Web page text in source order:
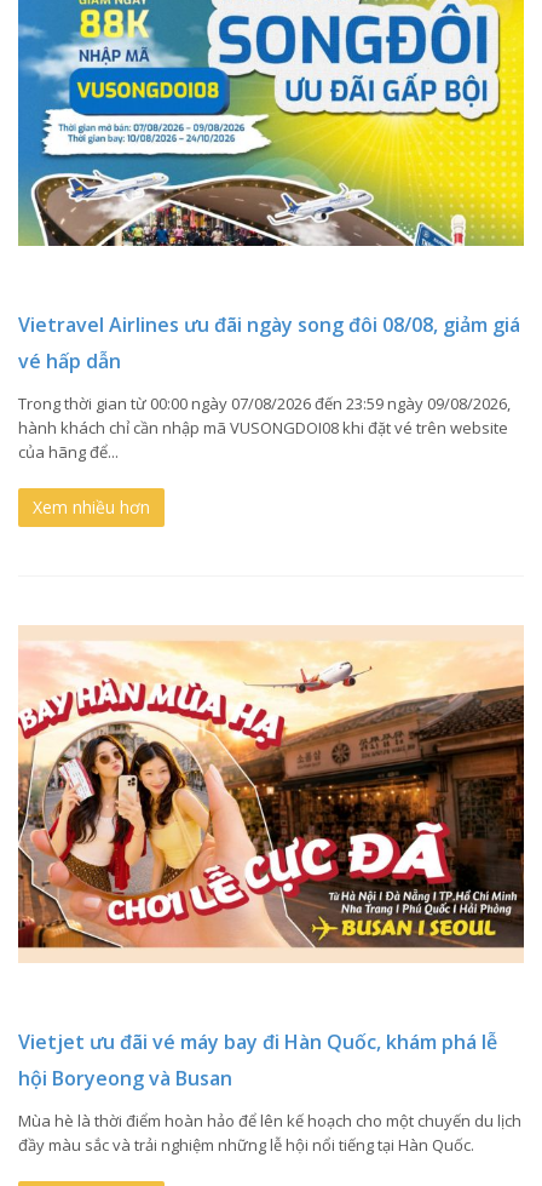
Vietravel Airlines ưu đãi ngày song đôi 08/08, giảm giá
vé hấp dẫn
Trong thời gian từ 00:00 ngày 07/08/2026 đến 23:59 ngày 09/08/2026,
hành khách chỉ cần nhập mã VUSONGDOI08 khi đặt vé trên website
của hãng để...
Xem nhiều hơn
Vietjet ưu đãi vé máy bay đi Hàn Quốc, khám phá lễ
hội Boryeong và Busan
Mùa hè là thời điểm hoàn hảo để lên kế hoạch cho một chuyến du lịch
đầy màu sắc và trải nghiệm những lễ hội nổi tiếng tại Hàn Quốc.